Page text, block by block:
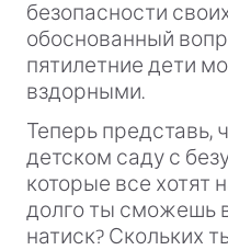
безопасности
обоснованный
пятилетние дети
вздорными.
Теперь представь,
детском саду с
которые все хотят
долго ты сможешь
натиск? Скольких